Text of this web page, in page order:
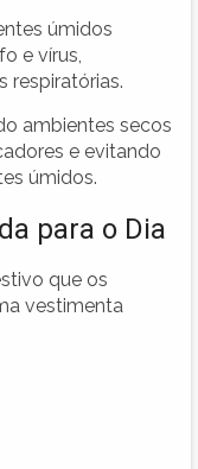
úmidos
e vírus,
respiratórias.
ambientes secos
e evitando
úmidos.
para o Dia
que os
vestimenta